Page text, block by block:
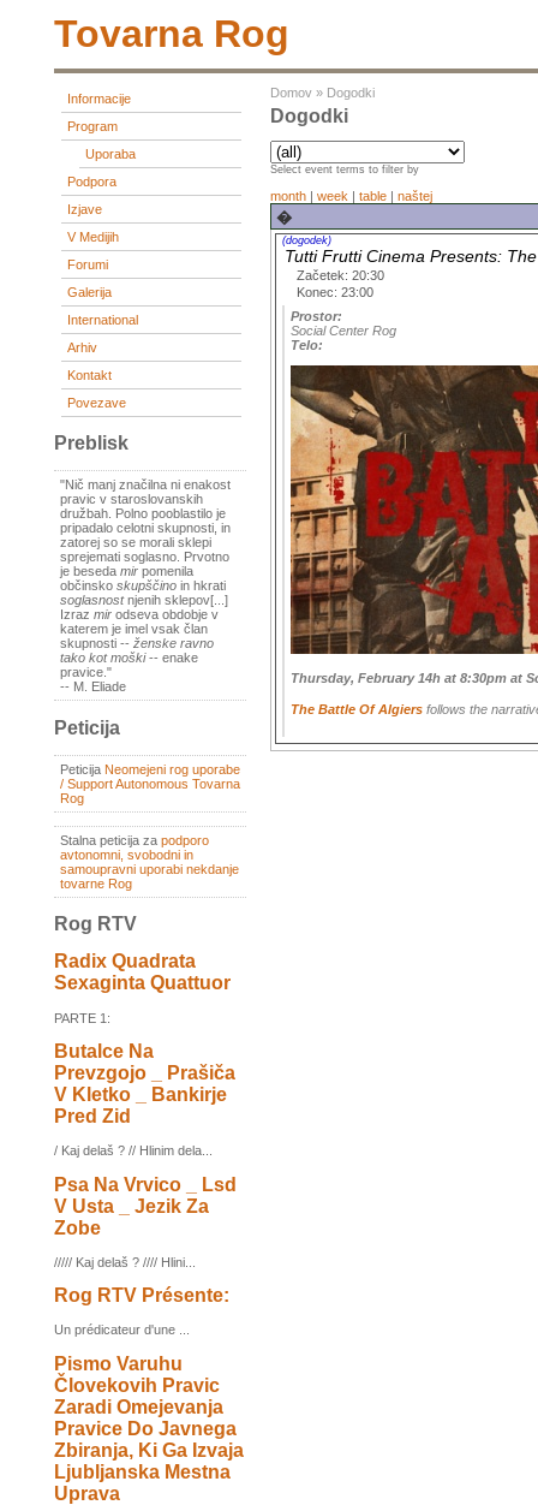
Tovarna Rog
Informacije
Program
Uporaba
Podpora
Izjave
V Medijih
Forumi
Galerija
International
Arhiv
Kontakt
Povezave
Preblisk
"Nič manj značilna ni enakost
pravic v staroslovanskih
družbah. Polno pooblastilo je
pripadalo celotni skupnosti, in
zatorej so se morali sklepi
sprejemati soglasno. Prvotno
je beseda mir pomenila
občinsko skupščino in hkrati
soglasnostnjenih sklepov[...]
Izraz mir odseva obdobje v
katerem je imel vsak član
skupnosti -- ženske ravno
tako kot moški-- enake
pravice."
-- M. Eliade
Peticija
Peticija Neomejeni rog uporabe
/ Support Autonomous Tovarna
Rog
Stalna peticija za podporo
avtonomni, svobodni in
samoupravni uporabi nekdanje
tovarne Rog
Rog RTV
Radix Quadrata
Sexaginta Quattuor
PARTE 1:
Butalce Na
Prevzgojo _ Prašiča
V Kletko _ Bankirje
Pred Zid
/ Kaj delaš ? // Hlinim dela...
Psa Na Vrvico _ Lsd
V Usta _ Jezik Za
Zobe
///// Kaj delaš ? //// Hlini...
Rog RTV Présente:
Un prédicateur d'une ...
Pismo Varuhu
Človekovih Pravic
Zaradi Omejevanja
Pravice Do Javnega
Zbiranja, Ki Ga Izvaja
Ljubljanska Mestna
Uprava
Domov » Dogodki
Dogodki
Select event terms to filter by
month | week | table | naštej
�
(dogodek)
Tutti Frutti Cinema Presents:
Začetek: 20:30
Konec: 23:00
Prostor:
Social Center Rog
Telo:
Thursday, February 14h at 8:30pm at
The Battle Of Algiersfollows the